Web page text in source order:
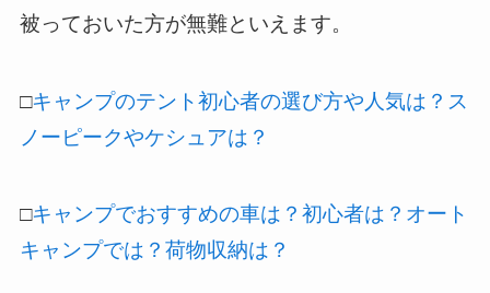
被っておいた方が無難といえます。
□キャンプのテント初心者の選び方や人気は？ス
ノーピークやケシュアは？
□キャンプでおすすめの車は？初心者は？オート
キャンプでは？荷物収納は？